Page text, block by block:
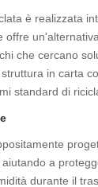
è realizzata
offre
che cercano
in carta
standard di
a
durante il